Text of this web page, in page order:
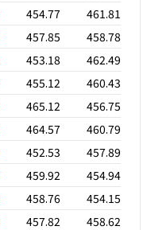
454.77
461.81
457.85
458.78
453.18
462.49
455.12
460.43
465.12
456.75
464.57
460.79
452.53
457.89
459.92
454.94
458.76
454.15
457.82
458.62